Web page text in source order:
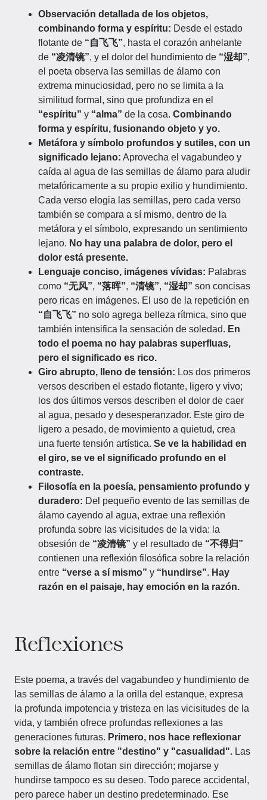
Observación detallada de los objetos,
combinando forma y espíritu: Desde el estado
flotante de “自飞飞”, hasta el corazón anhelante
de “凌清镜”, y el dolor del hundimiento de “湿却”,
el poeta observa las semillas de álamo con
extrema minuciosidad, pero no se limita a la
similitud formal, sino que profundiza en el
“espíritu” y “alma” de la cosa. Combinando
forma y espíritu, fusionando objeto y yo.
Metáfora y símbolo profundos y sutiles, con un
significado lejano: Aprovecha el vagabundeo y
caída al agua de las semillas de álamo para aludir
metafóricamente a su propio exilio y hundimiento.
Cada verso elogia las semillas, pero cada verso
también se compara a sí mismo, dentro de la
metáfora y el símbolo, expresando un sentimiento
lejano. No hay una palabra de dolor, pero el
dolor está presente.
Lenguaje conciso, imágenes vívidas: Palabras
como “无风”, “落晖”, “清镜”, “湿却” son concisas
pero ricas en imágenes. El uso de la repetición en
“自飞飞” no solo agrega belleza rítmica, sino que
también intensifica la sensación de soledad. En
todo el poema no hay palabras superfluas,
pero el significado es rico.
Giro abrupto, lleno de tensión: Los dos primeros
versos describen el estado flotante, ligero y vivo;
los dos últimos versos describen el dolor de caer
al agua, pesado y desesperanzador. Este giro de
ligero a pesado, de movimiento a quietud, crea
una fuerte tensión artística. Se ve la habilidad en
el giro, se ve el significado profundo en el
contraste.
Filosofía en la poesía, pensamiento profundo y
duradero: Del pequeño evento de las semillas de
álamo cayendo al agua, extrae una reflexión
profunda sobre las vicisitudes de la vida: la
obsesión de “凌清镜” y el resultado de “不得归”
contienen una reflexión filosófica sobre la relación
entre “verse a sí mismo” y “hundirse”. Hay
razón en el paisaje, hay emoción en la razón.
Reflexiones
Este poema, a través del vagabundeo y hundimiento de
las semillas de álamo a la orilla del estanque, expresa
la profunda impotencia y tristeza en las vicisitudes de la
vida, y también ofrece profundas reflexiones a las
generaciones futuras. Primero, nos hace reflexionar
sobre la relación entre "destino" y "casualidad". Las
semillas de álamo flotan sin dirección; mojarse y
hundirse tampoco es su deseo. Todo parece accidental,
pero parece haber un destino predeterminado. Ese